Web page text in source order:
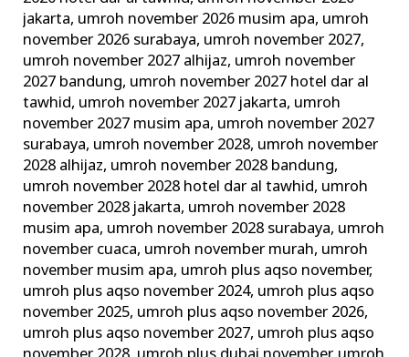
jakarta, umroh november 2026 musim apa, umroh
november 2026 surabaya, umroh november 2027,
umroh november 2027 alhijaz, umroh november
2027 bandung, umroh november 2027 hotel dar al
tawhid, umroh november 2027 jakarta, umroh
november 2027 musim apa, umroh november 2027
surabaya, umroh november 2028, umroh november
2028 alhijaz, umroh november 2028 bandung,
umroh november 2028 hotel dar al tawhid, umroh
november 2028 jakarta, umroh november 2028
musim apa, umroh november 2028 surabaya, umroh
november cuaca, umroh november murah, umroh
november musim apa, umroh plus aqso november,
umroh plus aqso november 2024, umroh plus aqso
november 2025, umroh plus aqso november 2026,
umroh plus aqso november 2027, umroh plus aqso